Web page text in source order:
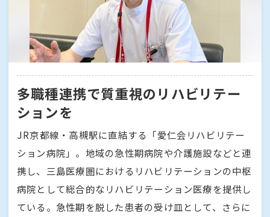
多職種連携で質重視のリハビリテー
ションを
JR京都線・高槻駅に直結する「愛仁会リハビリテー
ション病院」。地域の急性期病院や介護施設などと連
携し、三島医療圏におけるリハビリテーションの中枢
病院として総合的なリハビリテーション医療を提供し
ている。急性期を脱した患者の受け皿として、さらに